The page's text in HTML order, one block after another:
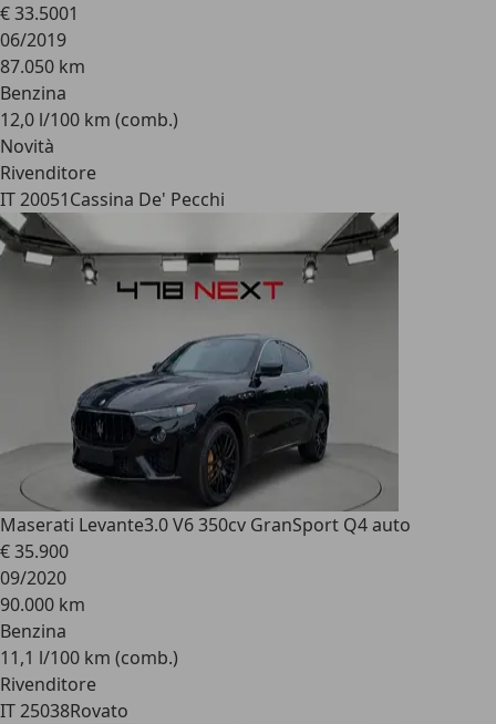
€ 33.5001
06/2019
87.050 km
Benzina
12,0 l/100 km (comb.)
Novità
Rivenditore
IT 20051Cassina De' Pecchi
Maserati Levante3.0 V6 350cv GranSport Q4 auto
€ 35.900
09/2020
90.000 km
Benzina
11,1 l/100 km (comb.)
Rivenditore
IT 25038Rovato